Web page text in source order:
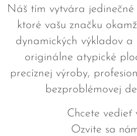
Náš tím vytvára
ktoré vašu značku
dynamických výkladov
originálne atypické
precíznej výroby,
bezproblémovej
Chcete vedieť
Ozvite sa